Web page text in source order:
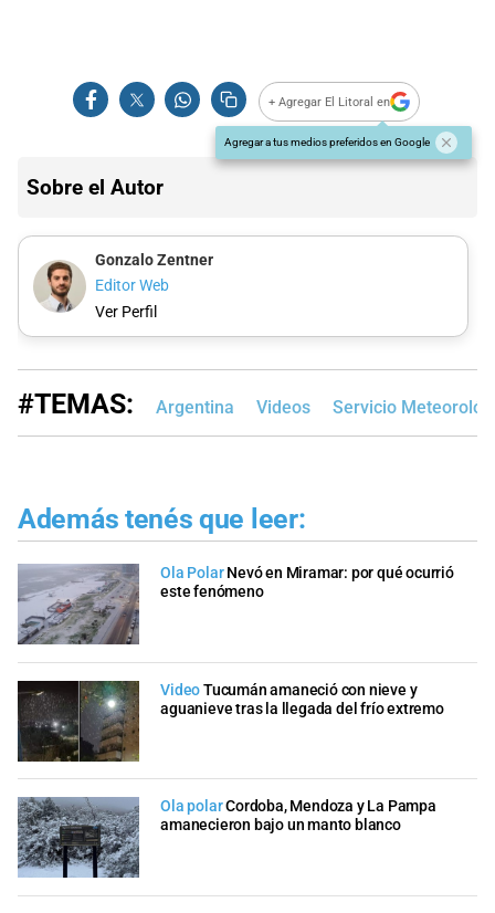
+ Agregar El Litoral en
Agregar a tus medios preferidos en Google
Sobre el Autor
Gonzalo Zentner
Editor Web
Ver Perfil
#TEMAS: Argentina Videos Servicio
Además tenés que leer:
Ola Polar Nevó en Miramar: por qué ocurrió
este fenómeno
VideoTucumán amaneció con nieve y
aguanieve tras la llegada del frío extremo
Ola polarCordoba, Mendoza y La Pampa
amanecieron bajo un manto blanco